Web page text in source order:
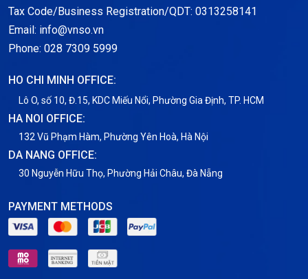
Tax Code/Business Registration/QDT: 0313258141
Email: info@vnso.vn
Phone: 028 7309 5999
HO CHI MINH OFFICE:
Lô O, số 10, Đ.15, KDC Miếu Nổi, Phường Gia Định, TP. HCM
HA NOI OFFICE:
132 Vũ Phạm Hàm, Phường Yên Hoà, Hà Nội
DA NANG OFFICE:
30 Nguyễn Hữu Thọ, Phường Hải Châu, Đà Nẵng
PAYMENT METHODS